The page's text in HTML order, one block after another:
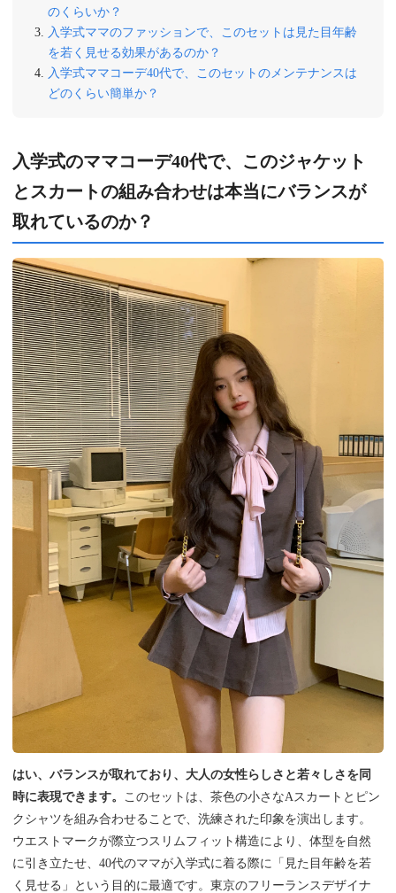
のくらいか？
入学式ママのファッションで、このセットは見た目年齢
を若く見せる効果があるのか？
入学式ママコーデ40代で、このセットのメンテナンスは
どのくらい簡単か？
入学式のママコーデ40代で、このジャケット
とスカートの組み合わせは本当にバランスが
取れているのか？
はい、バランスが取れており、大人の女性らしさと若々しさを同
時に表現できます。
このセットは、茶色の小さなAスカートとピン
クシャツを組み合わせることで、洗練された印象を演出します。
ウエストマークが際立つスリムフィット構造により、体型を自然
に引き立たせ、40代のママが入学式に着る際に「見た目年齢を若
く見せる」という目的に最適です。東京のフリーランスデザイナ